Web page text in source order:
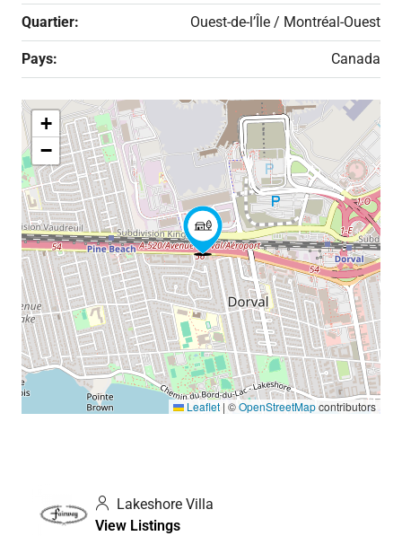
Quartier: Ouest-de-l’Île / Montréal-Ouest
Pays: Canada
+
−
Leaflet | ©OpenStreetMapcontributors
Lakeshore Villa
View Listings